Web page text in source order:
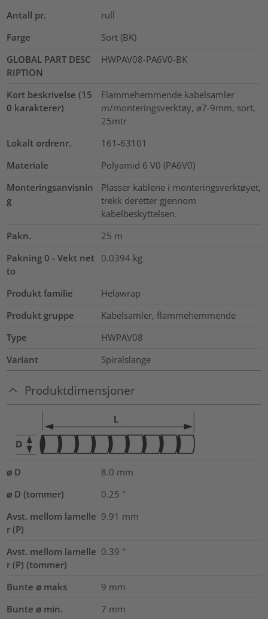
Antall pr.
rull
Farge
Sort (BK)
GLOBAL PART DESC
RIPTION
HWPAV08-PA6V0-BK
Kort beskrivelse (15
0 karakterer)
Flammehemmende kabelsamler
m/monteringsverktøy, ⌀7-9mm, sort,
25mtr
Lokalt ordrenr.
161-63101
Materiale
Polyamid 6 V0 (PA6V0)
Monteringsanvisnin
g
Plasser kablene i monteringsverktøyet,
trekk deretter gjennom
kabelbeskyttelsen.
Pakn.
25 m
Pakning 0 - Vekt net
to
0.0394 kg
Produkt familie
Helawrap
Produkt gruppe
Kabelsamler, flammehemmende
Type
HWPAV08
Variant
Spiralslange
Produktdimensjoner
⌀ D 8.0 mm
⌀ D (tommer)
0.25 "
Avst. mellom lamelle
r (P)
9.91 mm
Avst. mellom lamelle
r (P) (tommer)
0.39 "
Bunte ⌀ maks 9 mm
Bunte ⌀ min.
7 mm